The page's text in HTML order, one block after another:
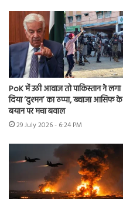
PoK में उठी आवाज तो पाकिस्तान ने लगा
दिया ‘दुश्मन’ का ठप्पा, ख्वाजा आसिफ के
बयान पर मचा बवाल
29 July 2026 - 6:24 PM